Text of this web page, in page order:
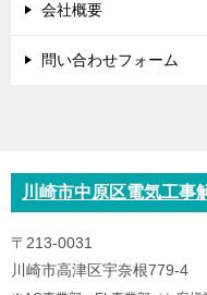
会社概要
問い合わせフォーム
川崎市中原区電気工事
〒213-0031
川崎市高津区宇奈根779-4